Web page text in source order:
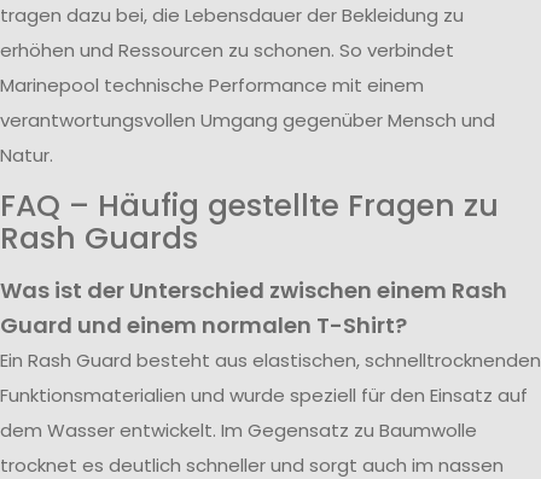
tragen dazu bei, die Lebensdauer der Bekleidung zu
erhöhen und Ressourcen zu schonen. So verbindet
Marinepool technische Performance mit einem
verantwortungsvollen Umgang gegenüber Mensch und
Natur.
FAQ – Häufig gestellte Fragen zu
Rash Guards
Was ist der Unterschied zwischen einem Rash
Guard und einem normalen T-Shirt?
Ein Rash Guard besteht aus elastischen, schnelltrocknenden
Funktionsmaterialien und wurde speziell für den Einsatz auf
dem Wasser entwickelt. Im Gegensatz zu Baumwolle
trocknet es deutlich schneller und sorgt auch im nassen